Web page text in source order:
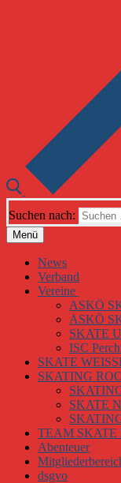
Suchen nach:
Menü
News
Verband
Vereine
ASKÖ
ASKÖ
SKATE
ISC
SKATE
SKATING
SKATE
TEAM SKATE
Abenteuer
dsgvo